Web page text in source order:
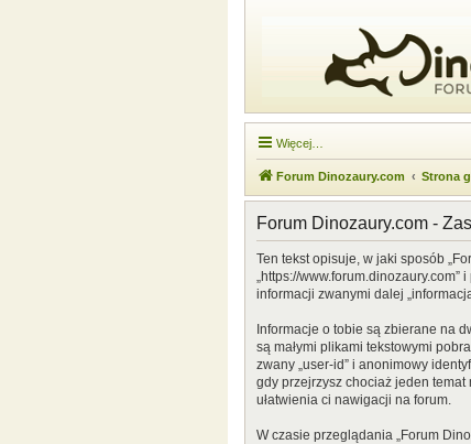
Więcej…
Forum Dinozaury.com Strona
Forum Dinozaury.com -
Ten tekst opisuje, w jaki sposób
„https://www.forum.dinozaury.com”
informacji zwanymi dalej
Informacje o tobie są zbierane na
są małymi plikami tekstowymi
zwany „user-id” i anonimowy
gdy przejrzysz chociaż jeden temat
ułatwienia ci nawigacji na forum.
W czasie przeglądania „Forum